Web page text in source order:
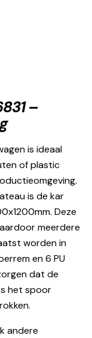
–
is ideaal
of plastic
is de kar
Deze
meerdere
worden in
en 6 PU
dat de
het spoor
andere